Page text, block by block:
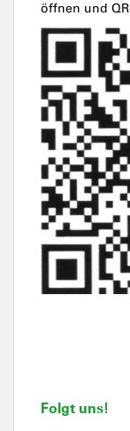
öffnen und
Folgt uns!